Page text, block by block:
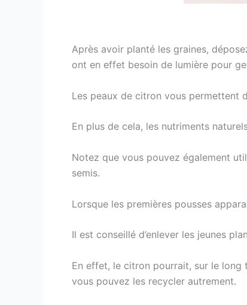
Après avoir planté les graines,
ont en effet besoin de lumière pour
Les peaux de citron vous permettent
En plus de cela, les nutriments
Notez que vous pouvez également
semis.
Lorsque les premières pousses
Il est conseillé d’enlever les jeunes
En effet, le citron pourrait, sur le long
vous pouvez les recycler autrement.